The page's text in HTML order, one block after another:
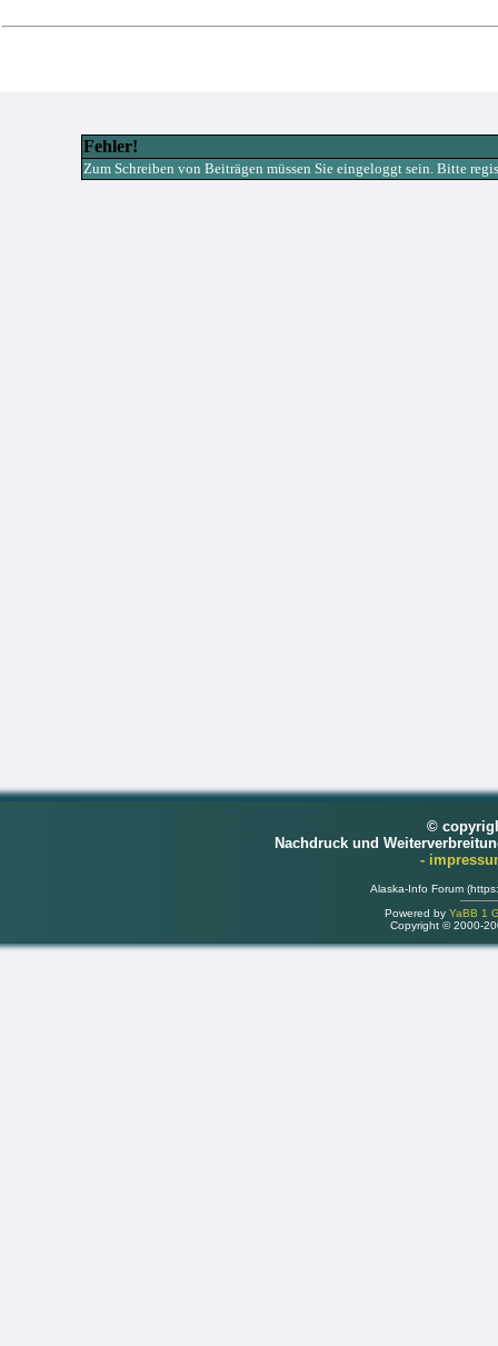
Fehler!
Zum Schreiben von Beiträgen müssen Sie eingeloggt sein. Bitte
©
Nachdruck und
-
Alaska-Info Forum
Powered by YaBB 1
Copyright © 2000-